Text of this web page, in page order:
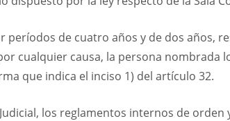
períodos de cuatro años y de dos años,
cualquier causa, la persona nombrada
que indica el inciso 1) del artículo 32.
los reglamentos internos de orden